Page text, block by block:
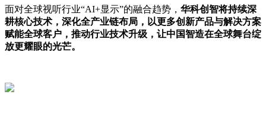
面对全球视听行业“AI+显示”的融合趋势， 华科创智将持续深
耕核心技术，深化全产业链布局，以更多创新产品与解决方案
赋能全球客户，推动行业技术升级，让中国智造在全球舞台绽
放更耀眼的光芒。